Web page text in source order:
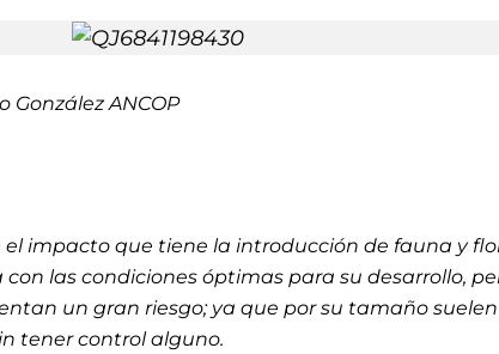
creadas para la protección del medio ambiente y
González ANCOP
el impacto que tiene la introducción de fauna y
las condiciones óptimas para su desarrollo,
un gran riesgo; ya que por su tamaño
tener control alguno.